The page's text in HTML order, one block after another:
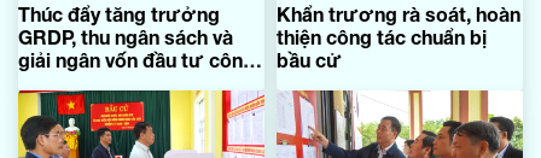
Thúc đẩy tăng trưởng
GRDP, thu ngân sách và
giải ngân vốn đầu tư công
Khẩn trương rà soát, hoàn
thiện công tác chuẩn bị
bầu cử